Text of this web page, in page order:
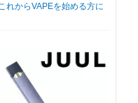
れからVAPEを始める方に